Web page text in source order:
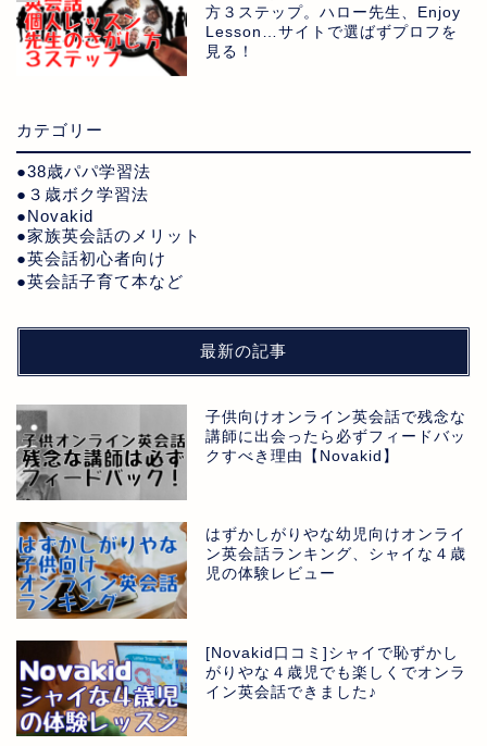
方３ステップ。ハロー先生、Enjoy
Lesson…サイトで選ばずプロフを
見る！
カテゴリー
●38歳パパ学習法
●３歳ボク学習法
●Novakid
●家族英会話のメリット
●英会話初心者向け
●英会話子育て本など
最新の記事
子供向けオンライン英会話で残念な
講師に出会ったら必ずフィードバッ
クすべき理由【Novakid】
はずかしがりやな幼児向けオンライ
ン英会話ランキング、シャイな４歳
児の体験レビュー
[Novakid口コミ]シャイで恥ずかし
がりやな４歳児でも楽しくでオンラ
イン英会話できました♪